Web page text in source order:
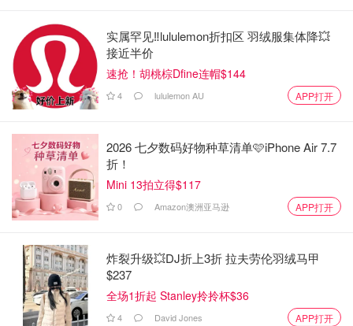
实属罕见‼️lululemon折扣区 羽绒服集体降💥
接近半价
速抢！胡桃棕Dfine连帽$144
4 lululemon AU APP打开
2026 七夕数码好物种草清单🩷iPhone Air 7.7
折！
Mini 13拍立得$117
0 Amazon澳洲亚马逊 APP打开
炸裂升级💥DJ折上3折 拉夫劳伦羽绒马甲
$237
全场1折起 Stanley拎拎杯$36
4 David Jones APP打开